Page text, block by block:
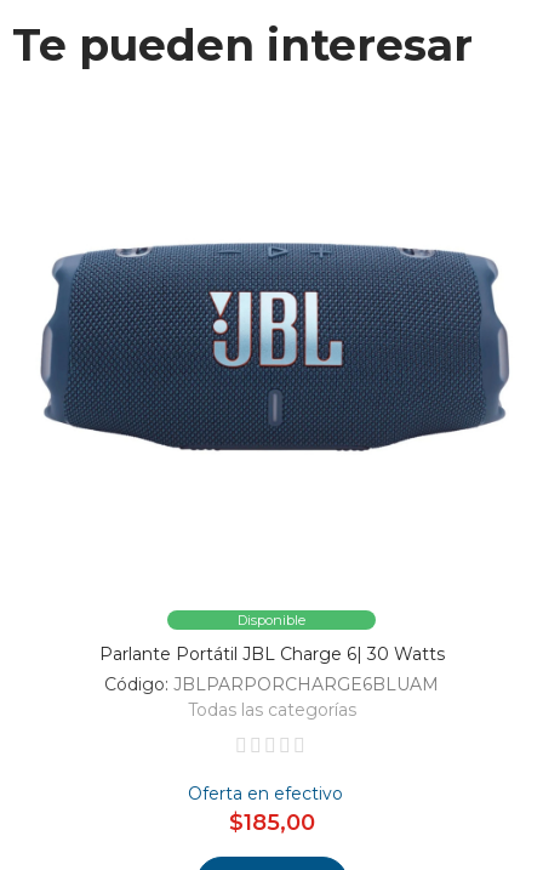
Te pueden interesar
Disponible
Parlante Portátil JBL Charge 6| 30 Watts
Código: JBLPARPORCHARGE6BLUAM
Todas las categorías
Oferta en efectivo
$185,00